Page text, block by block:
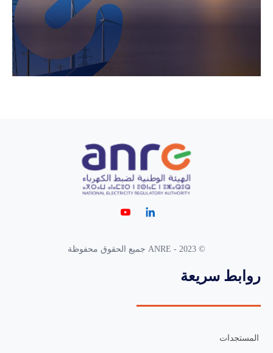
© 2023 - ANRE جميع الحقوق محفوظة
روابط سريعة
المستجدات